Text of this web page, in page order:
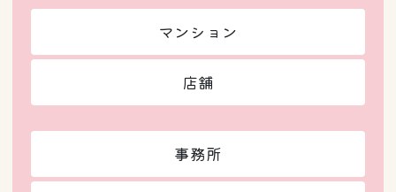
マンション
店舗
事務所